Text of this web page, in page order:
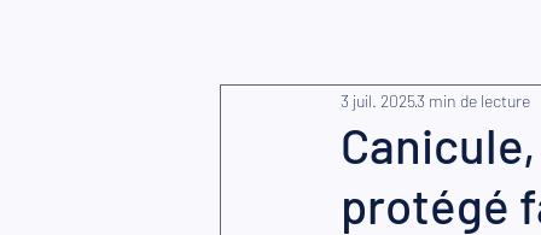
protégé
3 juil. 20253 min de lecture